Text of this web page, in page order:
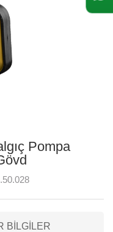
Pompa
BILGILER